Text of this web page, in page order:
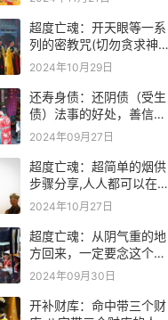
超度亡魂：开天眼等一系
列的密教咒(切勿贪求神
通)
2024年10月29日
还寿身债：还阴债（受生
债）法事的好处，善信必
看！
2024年09月27日
超度亡魂：超简单的烟供
步骤分享,人人都可以在家
做烟供
2024年10月27日
超度亡魂：从阴气重的地
方回来，一定要念这个
咒！
2024年09月30日
开补财库：命中带三个财